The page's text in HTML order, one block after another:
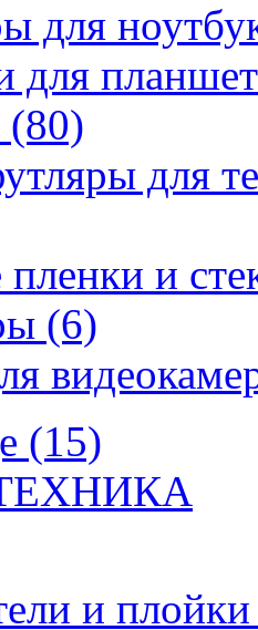
для
для
(80)
для
и
(6)
(15)
и